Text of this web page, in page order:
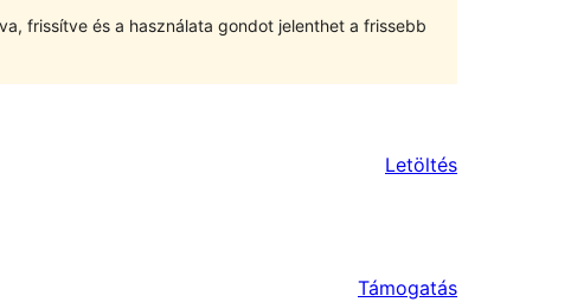
frissítve és a használata gondot jelenthet a frissebb
Letöltés
Támogatás